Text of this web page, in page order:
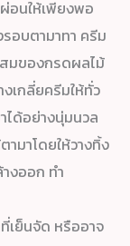
อนให้เพียงพอ
อบตามาทา ครีม
มของกรดผลไม้
เกลี่ยครีมให้ทั่ว
ได้อย่างนุ่มนวล
มาโดยให้วางทิ้ง
งออก ทำ
เย็นจัด หรืออาจ